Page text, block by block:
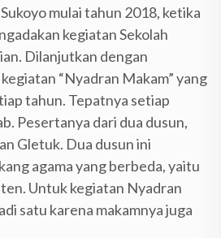
mulai tahun 2018, ketika
kegiatan Sekolah
Dilanjutkan dengan
“Nyadran Makam” yang
tahun. Tepatnya setiap
Pesertanya dari dua dusun,
Gletuk. Dua dusun ini
agama yang berbeda, yaitu
Untuk kegiatan Nyadran
satu karena makamnya juga